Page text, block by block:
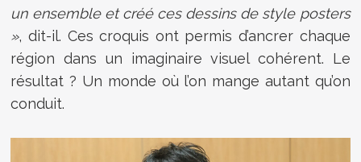
un ensemble et créé ces dessins de style posters
», dit-il. Ces croquis ont permis d’ancrer chaque
région dans un imaginaire visuel cohérent. Le
résultat ? Un monde où l’on mange autant qu’on
conduit.